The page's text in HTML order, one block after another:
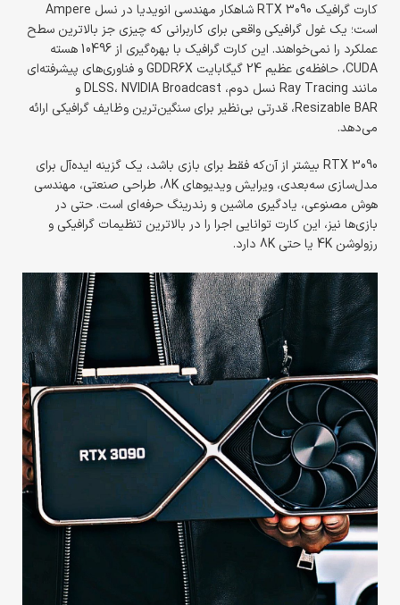
کارت گرافیک RTX 3090 شاهکار مهندسی انویدیا در نسل Ampere
است؛ یک غول گرافیکی واقعی برای کاربرانی که چیزی جز بالاترین سطح
عملکرد را نمی‌خواهند. این کارت گرافیک با بهره‌گیری از 10496 هسته
CUDA، حافظه‌ی عظیم 24 گیگابایت GDDR6X و فناوری‌های پیشرفته‌ای
مانند Ray Tracing نسل دوم، DLSS، NVIDIA Broadcast و
Resizable BAR، قدرتی بی‌نظیر برای سنگین‌ترین وظایف گرافیکی ارائه
می‌دهد.
RTX 3090 بیشتر از آن‌که فقط برای بازی باشد، یک گزینه ایده‌آل برای
مدل‌سازی سه‌بعدی، ویرایش ویدیوهای 8K، طراحی صنعتی، مهندسی
هوش مصنوعی، یادگیری ماشین و رندرینگ حرفه‌ای است. حتی در
بازی‌ها نیز، این کارت توانایی اجرا را در بالاترین تنظیمات گرافیکی و
رزولوشن 4K یا حتی 8K دارد.